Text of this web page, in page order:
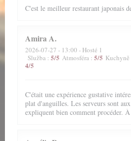
C'est le meilleur restaurant japonais
AmiraA
2026-07-27 - 13:00 - Hosté 1
Služba : 5/5 Atmosféra : 5/5 Kuchyně
4/5
C'était une expérience gustative
plat d'anguilles. Les serveurs sont
expliquent bien comment procéder.